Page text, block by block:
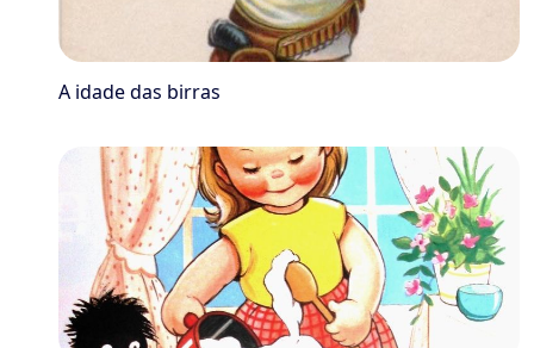
A idade das birras